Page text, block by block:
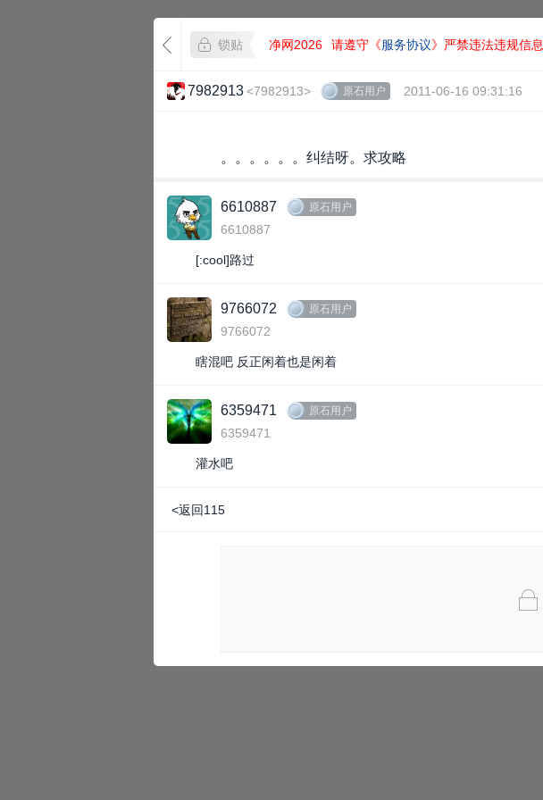
锁贴 净网2026 请遵守《服务协议》严禁违法违规信息
7982913<7982913> 原石用户 2011-06-16 09:31:16
。。。。。。纠结呀。求攻略
6610887 原石用户
6610887
[:cool]路过
9766072 原石用户
9766072
瞎混吧 反正闲着也是闲着
6359471 原石用户
6359471
灌水吧
<返回115